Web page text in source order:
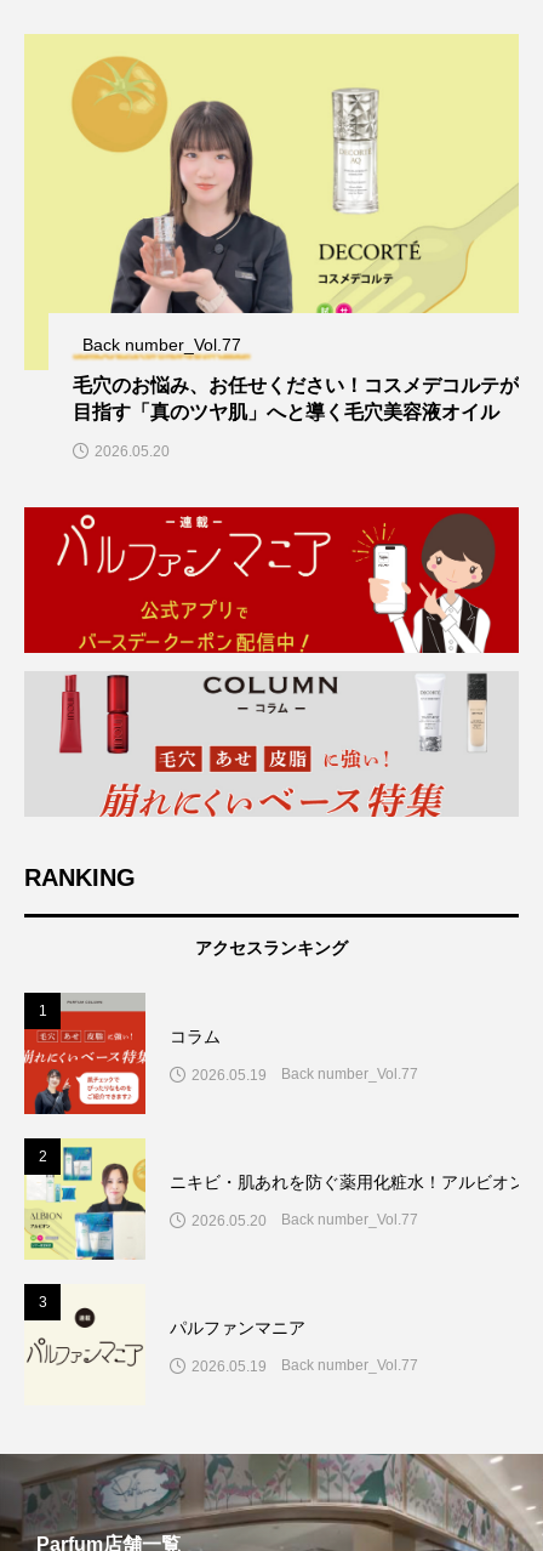
Back number_Vol.77
毛穴のお悩み、お任せください！コスメデコルテが
目指す「真のツヤ肌」へと導く毛穴美容液オイル
2026.05.20
RANKING
アクセスランキング
1
コラム
2026.05.19 Back number_Vol.77
2
ニキビ・肌あれを防ぐ薬用化粧水！アルビオン
2026.05.20 Back number_Vol.77
3
パルファンマニア
2026.05.19 Back number_Vol.77
Parfum店舗一覧